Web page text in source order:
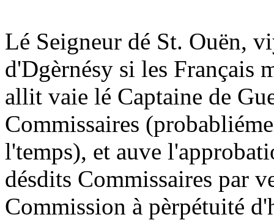
Lé Seigneur dé St. Ouën,
d'Dgèrnésy si les Français
allit vaie lé Captaine de
Commissaires
l'temps), et auve
désdits Commissaires par
Commission à pèrpétuité